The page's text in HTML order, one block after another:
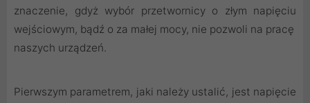
znaczenie, gdyż wybór przetwornicy o złym napięciu
wejściowym, bądź o za małej mocy, nie pozwoli na pracę
naszych urządzeń.
Pierwszym parametrem, jaki należy ustalić, jest napięcie